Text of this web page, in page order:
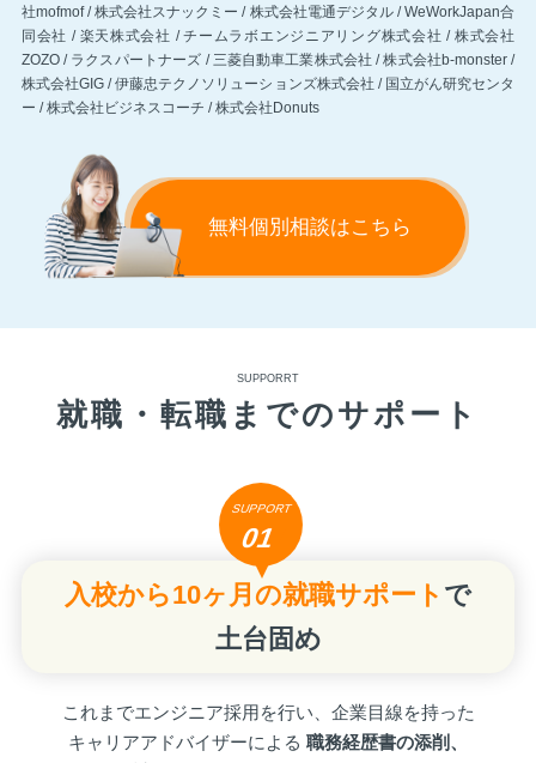
社mofmof / 株式会社スナックミー / 株式会社電通デジタル / WeWorkJapan合
同会社 / 楽天株式会社 / チームラボエンジニアリング株式会社 / 株式会社
ZOZO / ラクスパートナーズ / 三菱自動車工業株式会社 / 株式会社b-monster /
株式会社GIG / 伊藤忠テクノソリューションズ株式会社 / 国立がん研究センタ
ー / 株式会社ビジネスコーチ / 株式会社Donuts
無料個別相談はこちら
SUPPORRT
就職・転職までのサポート
SUPPORT
01
入校から10ヶ月の就職サポート で
土台固め
これまでエンジニア採用を行い、企業目線を持った
キャリアアドバイザーによる 職務経歴書の添削、